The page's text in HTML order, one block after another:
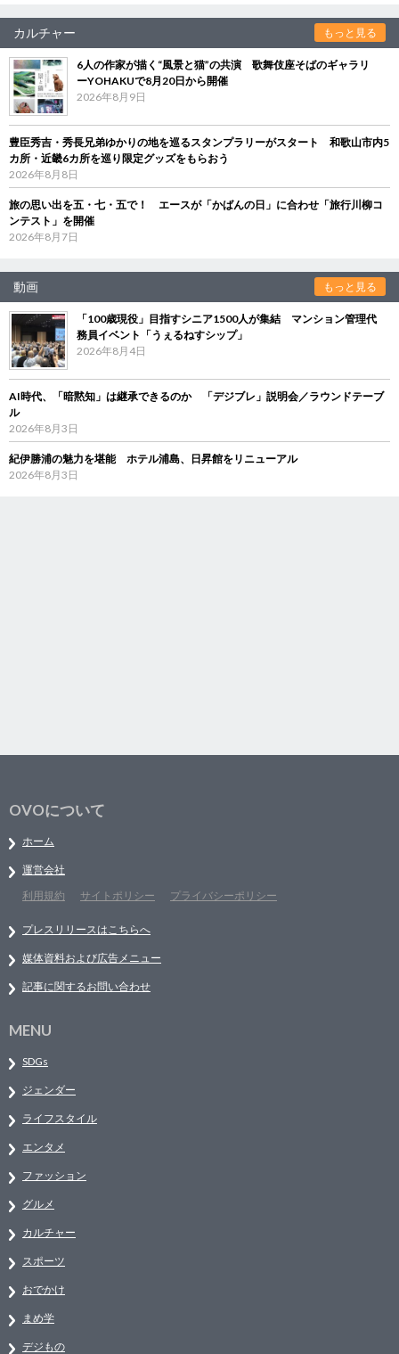
カルチャー もっと見る
6人の作家が描く“風景と猫”の共演 歌舞伎座そばのギャラリ
ーYOHAKUで8月20日から開催
2026年8月9日
豊臣秀吉・秀長兄弟ゆかりの地を巡るスタンプラリーがスタート 和歌山市内5
カ所・近畿6カ所を巡り限定グッズをもらおう
2026年8月8日
旅の思い出を五・七・五で！ エースが「かばんの日」に合わせ「旅行川柳コ
ンテスト」を開催
2026年8月7日
動画 もっと見る
「100歳現役」目指すシニア1500人が集結 マンション管理代
務員イベント「うぇるねすシップ」
2026年8月4日
AI時代、「暗黙知」は継承できるのか 「デジブレ」説明会／ラウンドテーブ
ル
2026年8月3日
紀伊勝浦の魅力を堪能 ホテル浦島、日昇館をリニューアル
2026年8月3日
OVOについて
ホーム
運営会社
利用規約
サイトポリシー プライバシーポリシー
プレスリリースはこちらへ
媒体資料および広告メニュー
記事に関するお問い合わせ
MENU
SDGs
ジェンダー
ライフスタイル
エンタメ
ファッション
グルメ
カルチャー
スポーツ
おでかけ
まめ学
デジもの